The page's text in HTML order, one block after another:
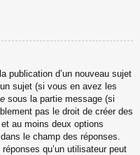
publication d’un nouveau sujet
sujet (si vous en avez les
sous la partie message (si
pas le droit de créer des
au moins deux options
le champ des réponses.
qu’un utilisateur peut